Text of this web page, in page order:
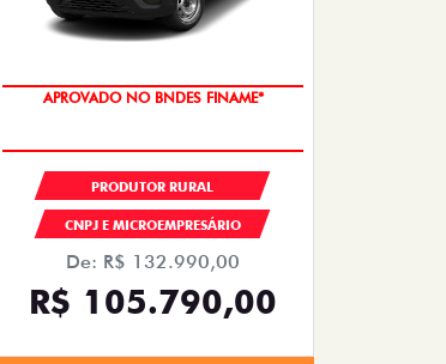
APROVADO NO BNDES FINAME*
PRODUTOR RURAL
CNPJ E MICROEMPRESÁRIO
De: R$ 132.990,00
R$ 105.790,00